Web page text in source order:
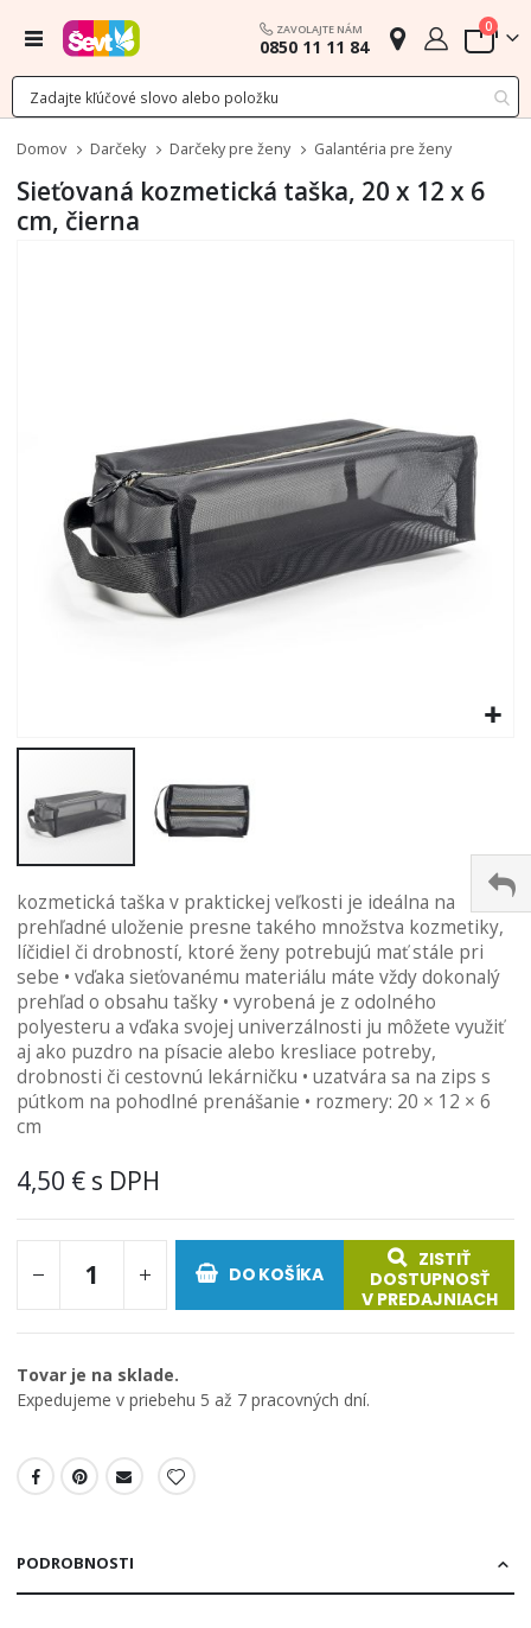
Menu ZAVOLAJTE NÁM
0850 11 11 84 Cart
0
Domov Darčeky Darčeky pre ženy Galantéria pre ženy
Sieťovaná kozmetická taška, 20 x 12 x 6
cm, čierna
na
začiatok
galérie
obrázkov
kozmetická taška v praktickej veľkosti je ideálna na
prehľadné uloženie presne takého množstva kozmetiky,
líčidiel či drobností, ktoré ženy potrebujú mať stále pri
sebe • vďaka sieťovanému materiálu máte vždy dokonalý
prehľad o obsahu tašky • vyrobená je z odolného
polyesteru a vďaka svojej univerzálnosti ju môžete využiť
aj ako puzdro na písacie alebo kresliace potreby,
drobnosti či cestovnú lekárničku • uzatvára sa na zips s
pútkom na pohodlné prenášanie • rozmery: 20 × 12 × 6
cm
4,50 €
DO KOŠÍKA
ZISTIŤ
DOSTUPNOSŤ
V PREDAJNIACH
Tovar je na sklade.
Expedujeme v priebehu 5 až 7 pracovných dní.
PODROBNOSTI